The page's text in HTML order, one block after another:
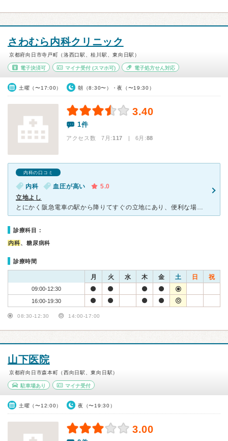
さわむら内科クリニック
京都府向日市寺戸町（洛西口駅、桂川駅、東向日駅）
電子決済可 マイナ受付(スマホ可) 電子処方せん対応
土曜（〜17:00） 朝（8:30〜）・夜（〜19:30）
3.40
1件
アクセス数 7月:117 | 6月:88
内科の口コミ
内科 血圧が高い
5.0
立地よし
とにかく阪急電車の駅から降りてすぐの立地にあり、便利な場所に病院があります。それと新しい施設に病院ができたてということもあり、お客さんは少ないので、救急の患者がいない限りスムーズな診察が受けれます。薬
診療科目：
内科、糖尿病科
診療時間
月 火 水 木 金 土 日 祝
09:00-12:30
16:00-19:30
08:30-12:30 14:00-17:00
山下医院
京都府向日市森本町（西向日駅、東向日駅）
駐車場あり マイナ受付
土曜（〜12:00） 夜（〜19:30）
3.00